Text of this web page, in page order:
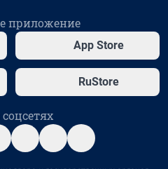
приложение
App Store
RuStore